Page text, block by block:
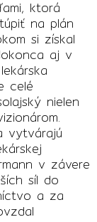
ktorá
na plán
si získal
aj v
celé
nielen
vytvárajú
v závere
síl do
a za